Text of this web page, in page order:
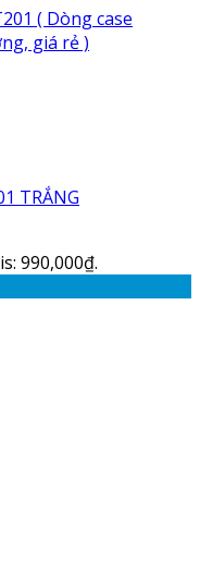
TRẮNG
990,000₫.